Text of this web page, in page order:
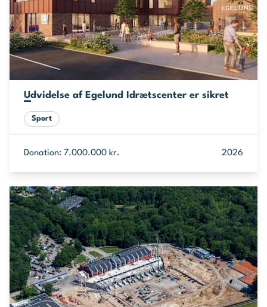
Udvidelse af Egelund Idrætscenter er sikret
Sport
Donation: 7.000.000 kr. 2026